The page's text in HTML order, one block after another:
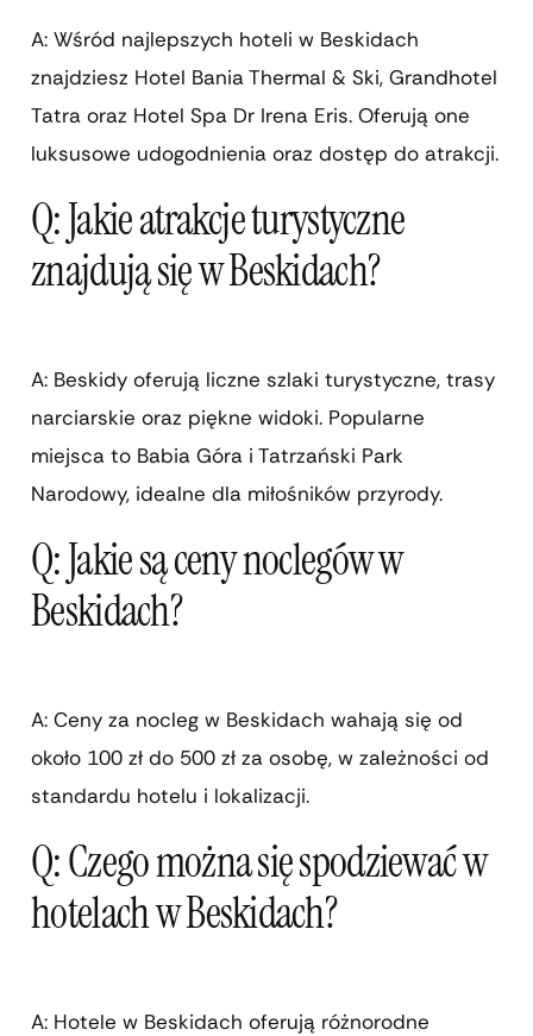
A: Wśród najlepszych hoteli w Beskidach
znajdziesz Hotel Bania Thermal & Ski, Grandhotel
Tatra oraz Hotel Spa Dr Irena Eris. Oferują one
luksusowe udogodnienia oraz dostęp do atrakcji.
Q: Jakie atrakcje turystyczne
znajdują się w Beskidach?
A: Beskidy oferują liczne szlaki turystyczne, trasy
narciarskie oraz piękne widoki. Popularne
miejsca to Babia Góra i Tatrzański Park
Narodowy, idealne dla miłośników przyrody.
Q: Jakie są ceny noclegów w
Beskidach?
A: Ceny za nocleg w Beskidach wahają się od
około 100 zł do 500 zł za osobę, w zależności od
standardu hotelu i lokalizacji.
Q: Czego można się spodziewać w
hotelach w Beskidach?
A: Hotele w Beskidach oferują różnorodne